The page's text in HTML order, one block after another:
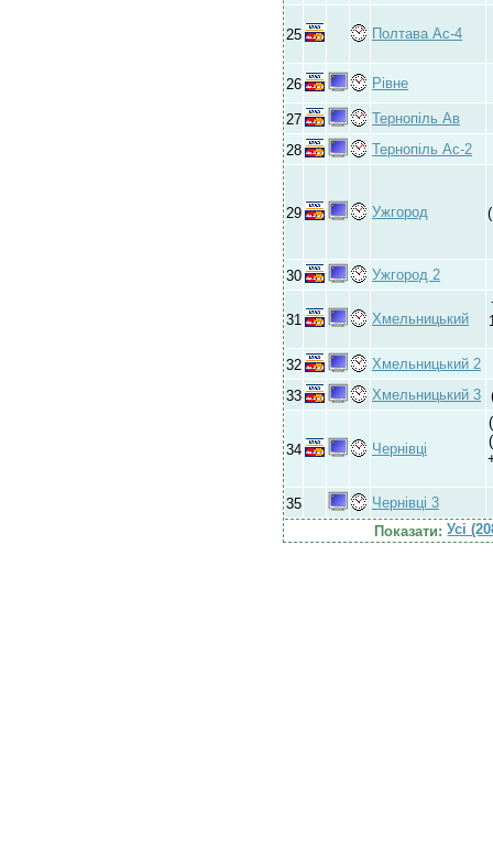
25 Полтава Ас-4
26 Рівне
27
Тернопіль Ав
28
Тернопіль Ас-2
29 Ужгород
30 Ужгород 2
31 Хмельницький
32
Хмельницький 2
33
Хмельницький 3
34 Чернівці
35
Чернівці 3
Показати:Усі